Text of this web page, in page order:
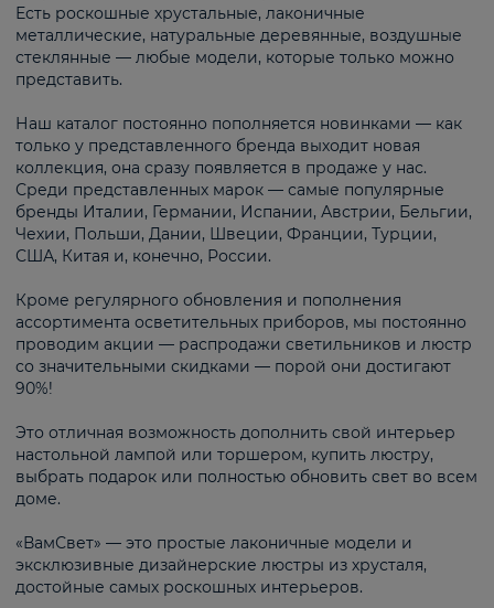
Есть роскошные хрустальные, лаконичные
металлические, натуральные деревянные, воздушные
стеклянные — любые модели, которые только можно
представить.
Наш каталог постоянно пополняется новинками — как
только у представленного бренда выходит новая
коллекция, она сразу появляется в продаже у нас.
Среди представленных марок — самые популярные
бренды Италии, Германии, Испании, Австрии, Бельгии,
Чехии, Польши, Дании, Швеции, Франции, Турции,
США, Китая и, конечно, России.
Кроме регулярного обновления и пополнения
ассортимента осветительных приборов, мы постоянно
проводим акции — распродажи светильников и люстр
со значительными скидками — порой они достигают
90%!
Это отличная возможность дополнить свой интерьер
настольной лампой или торшером, купить люстру,
выбрать подарок или полностью обновить свет во всем
доме.
«ВамСвет» — это простые лаконичные модели и
эксклюзивные дизайнерские люстры из хрусталя,
достойные самых роскошных интерьеров.